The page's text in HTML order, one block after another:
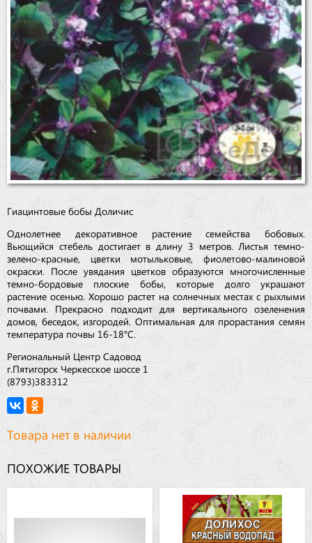
Гиацинтовые бобы Доличис
Однолетнее декоративное растение семейства бобовых.
Вьющийся стебель достигает в длину 3 метров. Листья темно-
зелено-красные, цветки мотыльковые, фиолетово-малиновой
окраски. После увядания цветков образуются многочисленные
темно-бордовые плоские бобы, которые долго украшают
растение осенью. Хорошо растет на солнечных местах с рыхлыми
почвами. Прекрасно подходит для вертикального озеленения
домов, беседок, изгородей. Оптимальная для прорастания семян
температура почвы 16-18°С.
Региональный Центр Садовод
г.Пятигорск Черкесское шоссе 1
(8793)383312
Товара нет в наличии
ПОХОЖИЕ ТОВАРЫ